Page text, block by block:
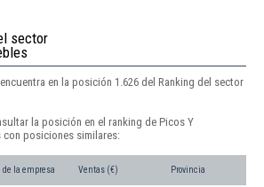
sector
en la posición 1.626 del Ranking del sector
la posición en el ranking de Picos Y
con posiciones similares:
de la empresa Ventas (€) Provincia